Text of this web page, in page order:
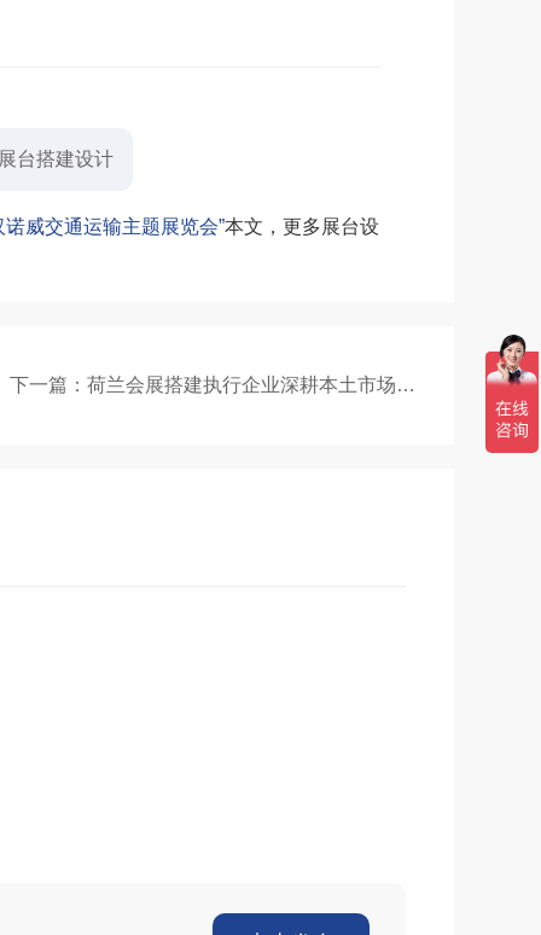
台搭建设计
威交通运输主题展览会”本文，更多展台设
下一篇：荷兰会展搭建执行企业深耕本土市场：拆解行业乱象、合规落地与真实参展解决方案